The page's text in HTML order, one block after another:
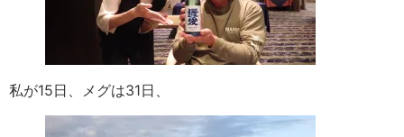
私が15日、メグは31日、